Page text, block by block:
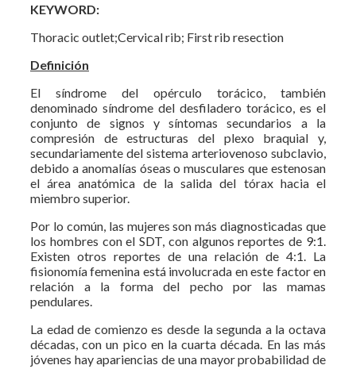
KEYWORD:
Thoracic outlet;Cervical rib; First rib resection
Definición
El síndrome del opérculo torácico, también
denominado síndrome del desfiladero torácico, es el
conjunto de signos y síntomas secundarios a la
compresión de estructuras del plexo braquial y,
secundariamente del sistema arteriovenoso subclavio,
debido a anomalías óseas o musculares que estenosan
el área anatómica de la salida del tórax hacia el
miembro superior.
Por lo común, las mujeres son más diagnosticadas que
los hombres con el SDT, con algunos reportes de 9:1.
Existen otros reportes de una relación de 4:1. La
fisionomía femenina está involucrada en este factor en
relación a la forma del pecho por las mamas
pendulares.
La edad de comienzo es desde la segunda a la octava
décadas, con un pico en la cuarta década. En las más
jóvenes hay apariencias de una mayor probabilidad de